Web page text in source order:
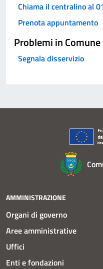
Chiama il centralino al
Prenota appuntamento
Problemi in Comune
Segnala disservizio
AMMINISTRAZIONE
Organi di governo
Aree amministrative
Uffici
Enti e fondazioni